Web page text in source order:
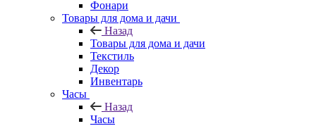
Фонари
Товары для дома и дачи
Назад
Товары для дома и дачи
Текстиль
Декор
Инвентарь
Часы
Назад
Часы